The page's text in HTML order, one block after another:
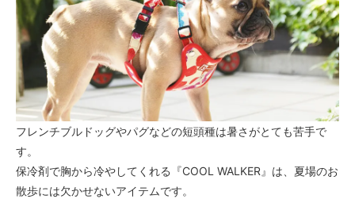
フレンチブルドッグやパグなどの短頭種は暑さがとても苦手で
す。
保冷剤で胸から冷やしてくれる『COOL WALKER』は、夏場のお
散歩には欠かせないアイテムです。